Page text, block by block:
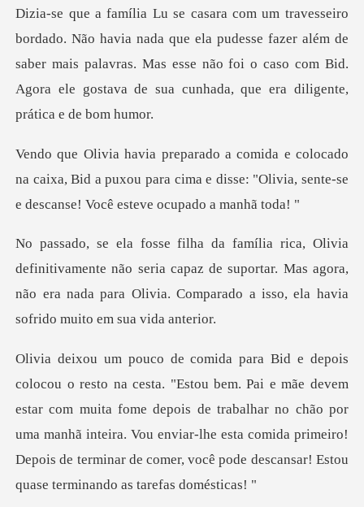
ue ela pudesse fazer além de
saber mais palavras. Mas esse não foi o caso com Bi
na caixa, Bid a puxou para cima e disse: "Olivia, sen
nte não seria capaz de suportar. Mas agora,
não era nada para Olivi
m
estar com muita fome depois de trabalhar no chão por
uma manhã inteira. Vou enviar-lhe esta comida pr